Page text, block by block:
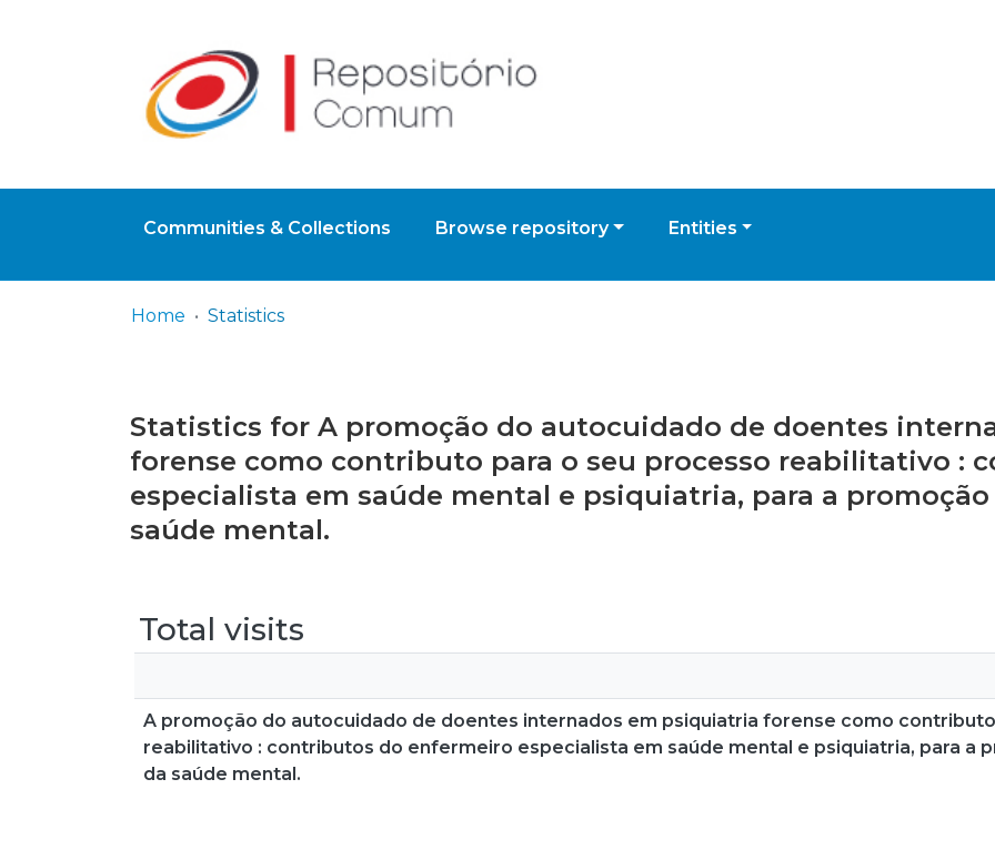
Communities & Collections Browse repository Entities
Home Statistics
Statistics for A promoção do autocuidado de doentes
forense como contributo para o seu processo reabilitativo :
especialista em saúde mental e psiquiatria, para a
saúde mental.
Total visits
A promoção do autocuidado de doentes internados em psiquiatria forense como
reabilitativo : contributos do enfermeiro especialista em saúde mental e psiquiatria, para a
da saúde mental.